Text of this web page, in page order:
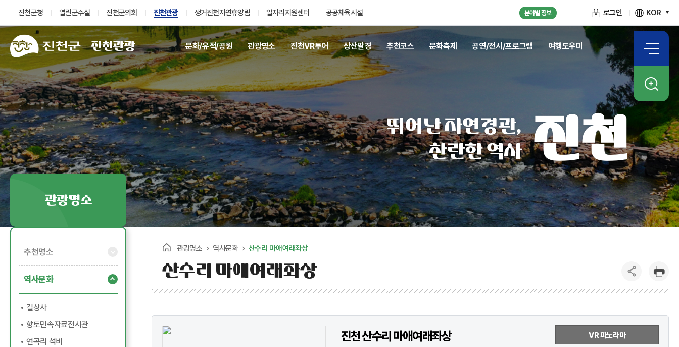
진천군청 열린군수실 진천군의회 진천관광 생거진천자연휴양림 일자리지원센터 공공체육시설 분야별 정보 로그인 KOR
진천관광 문화/유적/공원 관광명소 진천VR투어 상산팔경 추천코스 문화축제 공연/전시/프로그램 여행도우미
인기검색어
뛰어난 자연경관,
찬란한 역사 진천
관광명소
추천명소
역사문화
길상사
향토민속자료전시관
연곡리 석비
관광명소 역사문화 산수리 마애여래좌상
산수리 마애여래좌상
진천 산수리 마애여래좌상 VR 파노라마